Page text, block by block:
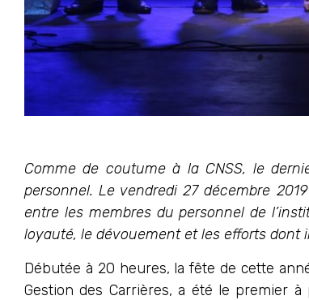
Comme de coutume à la CNSS, le
personnel. Le vendredi 27 décembre
entre les membres du personnel de
loyauté, le dévouement et les efforts dont
Débutée à 20 heures, la fête de cette
Gestion des Carrières, a été le premier